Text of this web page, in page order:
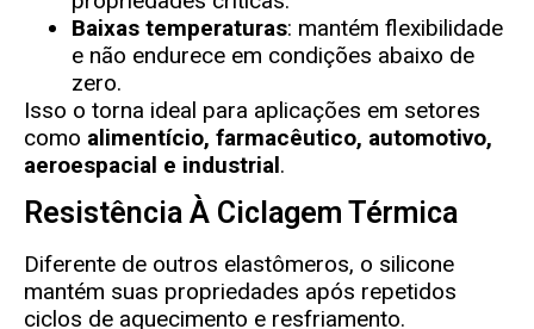
Baixas temperaturas: mantém flexibilidade
e não endurece em condições abaixo de
zero.
Isso o torna ideal para aplicações em setores
como alimentício, farmacêutico, automotivo,
aeroespacial e industrial.
Resistência À Ciclagem Térmica
Diferente de outros elastômeros, o silicone
mantém suas propriedades após repetidos
ciclos de aquecimento e resfriamento.